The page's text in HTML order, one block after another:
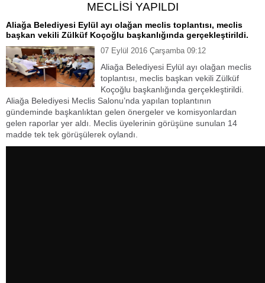
MECLİSİ YAPILDI
Aliağa Belediyesi Eylül ayı olağan meclis toplantısı, meclis
başkan vekili Zülküf Koçoğlu başkanlığında gerçekleştirildi.
07 Eylül 2016 Çarşamba 09:12
Aliağa Belediyesi Eylül ayı olağan meclis
toplantısı, meclis başkan vekili Zülküf
Koçoğlu başkanlığında gerçekleştirildi.
Aliağa Belediyesi Meclis Salonu’nda yapılan toplantının
gündeminde başkanlıktan gelen önergeler ve komisyonlardan
gelen raporlar yer aldı. Meclis üyelerinin görüşüne sunulan 14
madde tek tek görüşülerek oylandı.